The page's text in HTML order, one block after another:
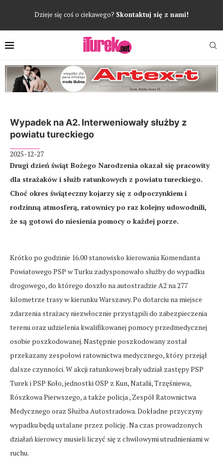
Dzieje się coś o ciekawego? Skontaktuj się z nami!
Wypadek na A2. Interweniowały służby z
powiatu tureckiego
2025-12-27
Drugi dzień świąt Bożego Narodzenia okazał się pracowity
dla strażaków i służb ratunkowych z powiatu tureckiego.
Choć okres świąteczny kojarzy się z odpoczynkiem i
rodzinną atmosferą, ratownicy po raz kolejny udowodnili,
że są gotowi do niesienia pomocy o każdej porze.
Krótko po godzinie 16.00 stanowisko kierowania Komendanta
Powiatowego PSP w Turku zadysponowało służby do wypadku
drogowego, do którego doszło na autostradzie A2 na 277
kilometrze trasy w kierunku Warszawy. Po dotarciu na miejsce
zdarzenia strażacy niezwłocznie przystąpili do zabezpieczenia
terenu oraz udzielenia kwalifikowanej pomocy przedmedycznej
osobie poszkodowanej. Następnie poszkodowany został
przekazany zespołowi ratownictwa medycznego, który przejął
dalsze czynności. W akcji ratunkowej brały udział zastępy PSP
Turek i PSP Koło, jednostki OSP z Kun, Natalii, Trzęśniewa,
Rószkowa Pierwszego, a także policja , Zespół Ratownictwa
Medycznego oraz Służba Autostradowa. Dokładne przyczyny
wypadku będą ustalane przez policję . Na czas prowadzonych
działań kierowcy musieli liczyć się z chwilowymi utrudnieniami w
ruchu.